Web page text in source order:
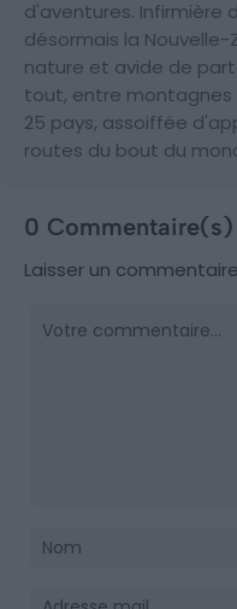
d'aventures. Infirmière
désormais la
nature et avide de
tout, entre montagnes
25 pays, assoiffée
routes du bout du
0 Commentaire(s)
Laisser un commentaire